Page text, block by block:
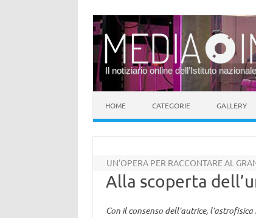
Il notiziario online dell’Istituto
HOME CATEGORIE GALLERY
UN’OPERA PER RACCONTARE AL
Alla scoperta
Con il consenso dell’autrice,